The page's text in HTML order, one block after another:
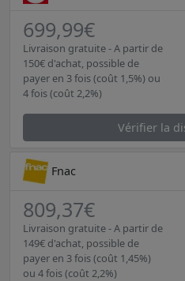
699,99€
Livraison gratuite - A partir de
150€ d'achat, possible de
payer en 3 fois (coût 1,5%) ou
4 fois (coût 2,2%)
Vérifier la
Fnac
809,37€
Livraison gratuite - A partir de
149€ d'achat, possible de
payer en 3 fois (coût 1,45%)
ou 4 fois (coût 2,2%)